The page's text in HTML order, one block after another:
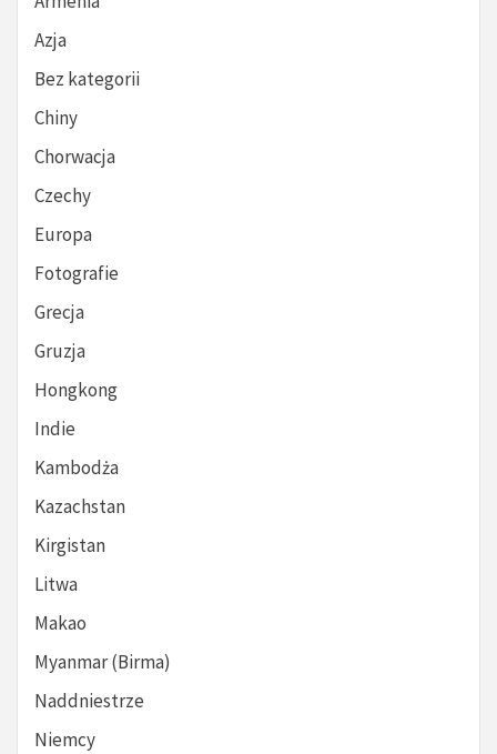
Azja
Bez kategorii
Chiny
Chorwacja
Czechy
Europa
Fotografie
Grecja
Gruzja
Hongkong
Indie
Kambodża
Kazachstan
Kirgistan
Litwa
Makao
Myanmar (Birma)
Naddniestrze
Niemcy